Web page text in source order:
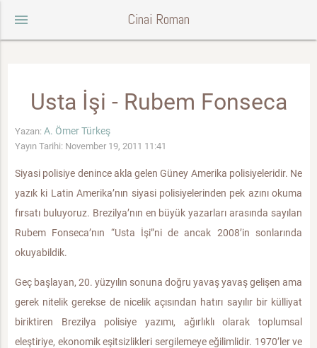
menu Cinai Roman
Usta İşi - Rubem Fonseca
Yazan: A. Ömer Türkeş
Yayın Tarihi: November 19, 2011 11:41
Siyasi polisiye denince akla gelen Güney Amerika polisiyeleridir. Ne
yazık ki Latin Amerika’nın siyasi polisiyelerinden pek azını okuma
fırsatı buluyoruz. Brezilya’nın en büyük yazarları arasında sayılan
Rubem Fonseca’nın “Usta İşi”ni de ancak 2008’in sonlarında
okuyabildik.
Geç başlayan, 20. yüzyılın sonuna doğru yavaş yavaş gelişen ama
gerek nitelik gerekse de nicelik açısından hatırı sayılır bir külliyat
biriktiren Brezilya polisiye yazımı, ağırlıklı olarak toplumsal
eleştiriye, ekonomik eşitsizlikleri sergilemeye eğilimlidir. 1970’ler ve